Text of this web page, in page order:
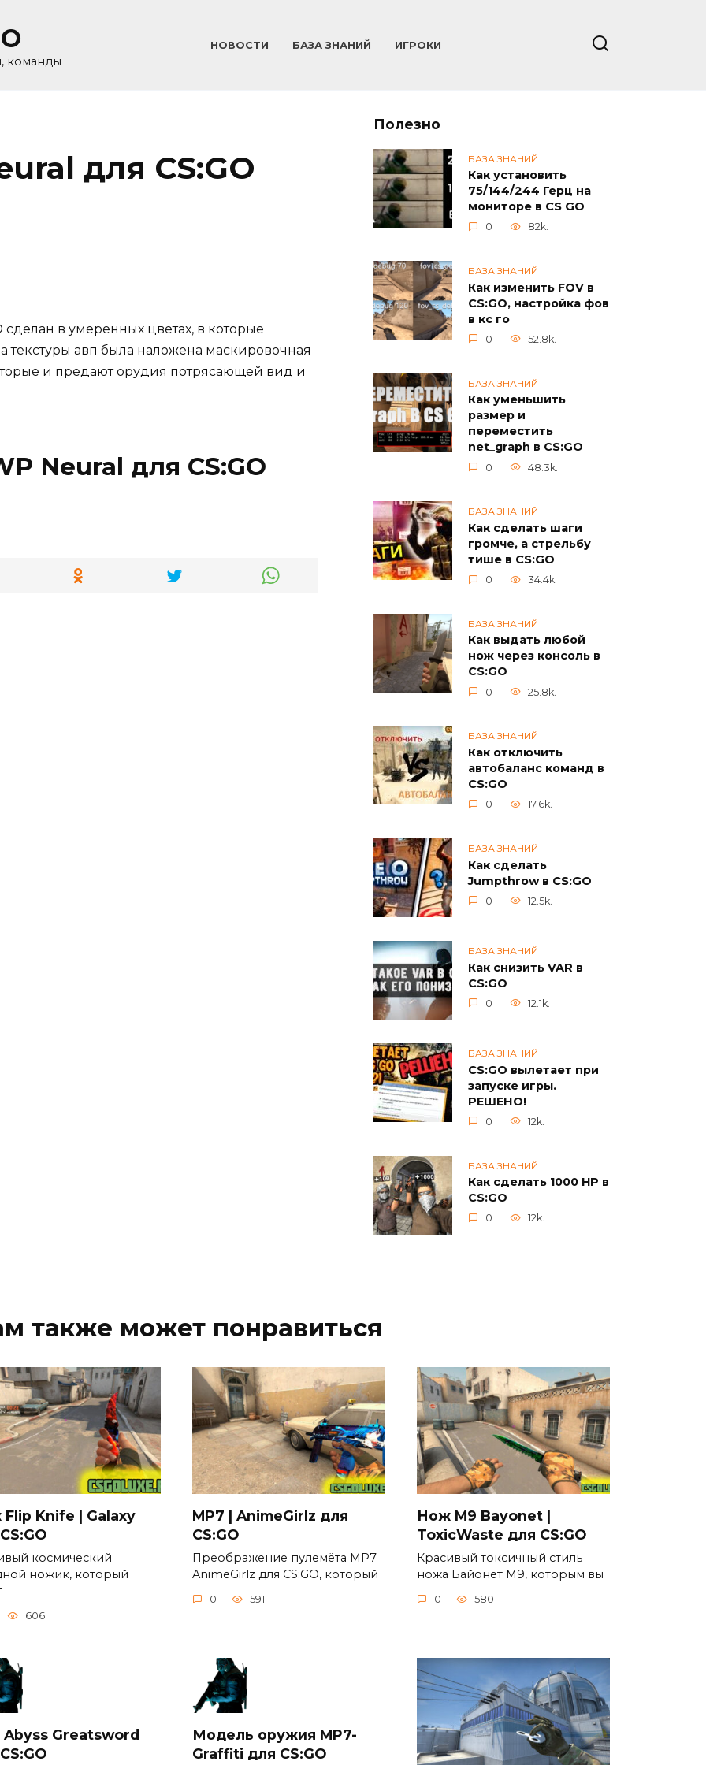
команды
НОВОСТИ БАЗА ЗНАНИЙ ИГРОКИ
для CS:GO
в умеренных цветах, в которые
авп была наложена маскировочная
и предают орудия потрясающей вид и
Neural для CS:GO
Полезно
БАЗА ЗНАНИЙ
Как установить
75/144/244 Герц на
мониторе в CS GO
0 82k.
БАЗА ЗНАНИЙ
Как изменить FOV в
CS:GO, настройка фов
в кс го
0 52.8k.
БАЗА ЗНАНИЙ
Как уменьшить
размер и
переместить
net_graph в CS:GO
0 48.3k.
БАЗА ЗНАНИЙ
Как сделать шаги
громче, а стрельбу
тише в CS:GO
0 34.4k.
БАЗА ЗНАНИЙ
Как выдать любой
нож через консоль в
CS:GO
0 25.8k.
БАЗА ЗНАНИЙ
Как отключить
автобаланс команд в
CS:GO
0 17.6k.
БАЗА ЗНАНИЙ
Как сделать
Jumpthrow в CS:GO
0 12.5k.
БАЗА ЗНАНИЙ
Как снизить VAR в
CS:GO
0 12.1k.
БАЗА ЗНАНИЙ
CS:GO вылетает при
запуске игры.
РЕШЕНО!
0 12k.
БАЗА ЗНАНИЙ
Как сделать 1000 HP в
CS:GO
0 12k.
также может понравиться
Knife | Galaxy
космический
ножик, который
606
MP7 | AnimeGirlz для
CS:GO
Преображение пулемёта MP7
AnimeGirlz для CS:GO, который
0 591
Нож M9 Bayonet |
ToxicWaste для CS:GO
Красивый токсичный стиль
ножа Байонет М9, которым вы
0 580
Greatsword
Модель оружия MP7-
Graffiti для CS:GO